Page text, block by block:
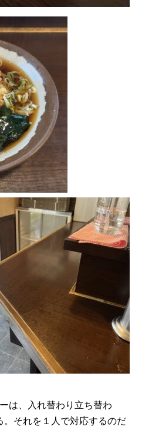
は、入れ替わり立ち替わ
。それを１人で対応するのだ